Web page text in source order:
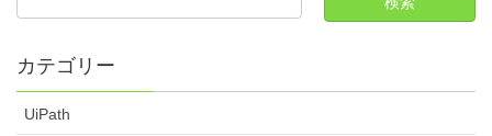
カテゴリー
UiPath